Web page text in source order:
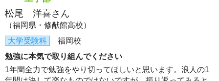
松尾 洋喜さん
（福岡県・修猷館高校）
大学受験科
福岡校
勉強に本気で取り組んでください
1年間全力で勉強をやり切ってほしいと思います。浪人の1